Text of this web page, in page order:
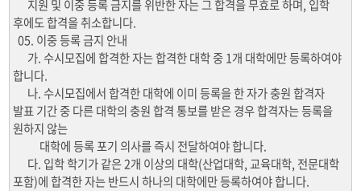
지원 및 이중 등록 금지를 위반한 자는 그 합격을 무효로 하며, 입학
후에도 합격을 취소합니다.
05. 이중 등록 금지 안내
가. 수시모집에 합격한 자는 합격한 대학 중 1개 대학에만 등록하여야
합니다.
나. 수시모집에서 합격한 대학에 이미 등록을 한 자가 충원 합격자
발표 기간 중 다른 대학의 충원 합격 통보를 받은 경우 합격자는 등록을
원하지 않는
대학에 등록 포기 의사를 즉시 전달하여야 합니다.
다. 입학 학기가 같은 2개 이상의 대학(산업대학, 교육대학, 전문대학
포함)에 합격한 자는 반드시 하나의 대학에만 등록하여야 합니다.